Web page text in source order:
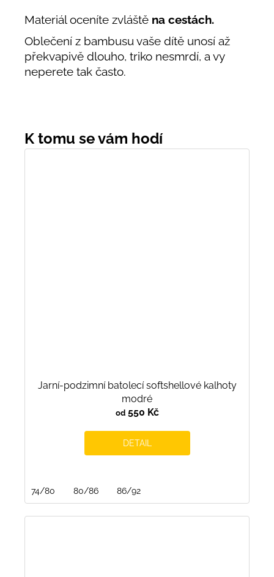
Materiál oceníte zvláště na cestách.
Oblečení z bambusu vaše dítě unosí až
překvapivě dlouho, triko nesmrdí, a vy
neperete tak často.
Jarní-podzimní batolecí softshellové kalhoty
modré
od550 Kč
DETAIL
74/80 80/86 86/92